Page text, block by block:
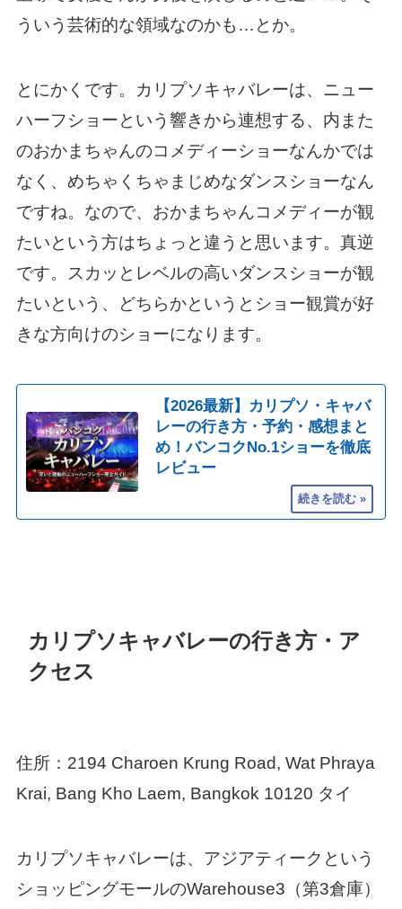
ういう芸術的な領域なのかも…とか。
とにかくです。カリプソキャバレーは、ニュー
ハーフショーという響きから連想する、内また
のおかまちゃんのコメディーショーなんかでは
なく、めちゃくちゃまじめなダンスショーなん
ですね。なので、おかまちゃんコメディーが観
たいという方はちょっと違うと思います。真逆
です。スカッとレベルの高いダンスショーが観
たいという、どちらかというとショー観賞が好
きな方向けのショーになります。
【2026最新】カリプソ・キャバ
レーの行き方・予約・感想まと
め！バンコクNo.1ショーを徹底
レビュー
カリプソキャバレーの行き方・ア
クセス
住所：2194 Charoen Krung Road, Wat Phraya
Krai, Bang Kho Laem, Bangkok 10120 タイ
カリプソキャバレーは、アジアティークという
ショッピングモールのWarehouse3（第3倉庫）